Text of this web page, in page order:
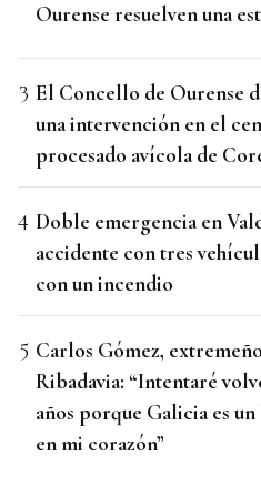
Ourense resuelven una
El Concello de Ourense
una intervención en el
procesado avícola de
Doble emergencia en
accidente con tres
con un incendio
Carlos Gómez,
Ribadavia: “Intentaré
años porque Galicia es
en mi corazón”